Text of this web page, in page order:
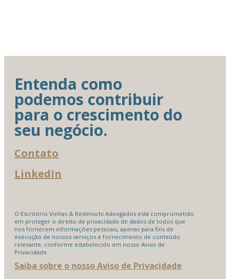
Entenda como
podemos contribuir
para o crescimento do
seu negócio.
Contato
LinkedIn
O Escritório Vinhas & Redenschi Advogados está comprometido
em proteger o direito de privacidade de dados de todos que
nos fornecem informações pessoais, apenas para fins de
execução de nossos serviços e fornecimento de conteúdo
relevante, conforme estabelecido em nosso Aviso de
Privacidade.
Saiba sobre o nosso Aviso de Privacidade